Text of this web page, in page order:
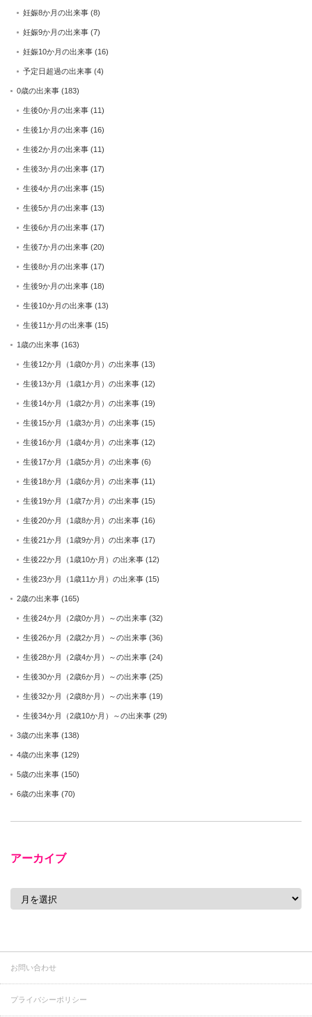
妊娠8か月の出来事 (8)
妊娠9か月の出来事 (7)
妊娠10か月の出来事 (16)
予定日超過の出来事 (4)
0歳の出来事 (183)
生後0か月の出来事 (11)
生後1か月の出来事 (16)
生後2か月の出来事 (11)
生後3か月の出来事 (17)
生後4か月の出来事 (15)
生後5か月の出来事 (13)
生後6か月の出来事 (17)
生後7か月の出来事 (20)
生後8か月の出来事 (17)
生後9か月の出来事 (18)
生後10か月の出来事 (13)
生後11か月の出来事 (15)
1歳の出来事 (163)
生後12か月（1歳0か月）の出来事 (13)
生後13か月（1歳1か月）の出来事 (12)
生後14か月（1歳2か月）の出来事 (19)
生後15か月（1歳3か月）の出来事 (15)
生後16か月（1歳4か月）の出来事 (12)
生後17か月（1歳5か月）の出来事 (6)
生後18か月（1歳6か月）の出来事 (11)
生後19か月（1歳7か月）の出来事 (15)
生後20か月（1歳8か月）の出来事 (16)
生後21か月（1歳9か月）の出来事 (17)
生後22か月（1歳10か月）の出来事 (12)
生後23か月（1歳11か月）の出来事 (15)
2歳の出来事 (165)
生後24か月（2歳0か月）～の出来事 (32)
生後26か月（2歳2か月）～の出来事 (36)
生後28か月（2歳4か月）～の出来事 (24)
生後30か月（2歳6か月）～の出来事 (25)
生後32か月（2歳8か月）～の出来事 (19)
生後34か月（2歳10か月）～の出来事 (29)
3歳の出来事 (138)
4歳の出来事 (129)
5歳の出来事 (150)
6歳の出来事 (70)
アーカイブ
ア
お問い合わせ
プライバシーポリシー